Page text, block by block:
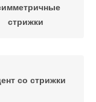
стрижки
со стрижки